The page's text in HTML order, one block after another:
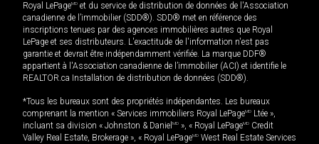
Royal LePageMD et du service de distribution de données de l'Association
canadienne de l’immobilier (SDD®). SDD® met en référence des
inscriptions tenues par des agences immobilières autres que Royal
LePage et ses distributeurs. L'exactitude de l'information n'est pas
garantie et devrait être indépendamment vérifiée. La marque DDF®
appartient à l'Association canadienne de l’immobilier (ACI) et identifie le
REALTOR.ca Installation de distribution de données (SDD®).
*Tous les bureaux sont des propriétés indépendantes. Les bureaux
comprenant la mention « Services immobiliers Royal LePageMD Ltée »,
incluant sa division « Johnston & Daniel MD », « Royal LePageMD Credit
Valley Real Estate, Brokerage », « Royal LePageMD West Real Estate Services